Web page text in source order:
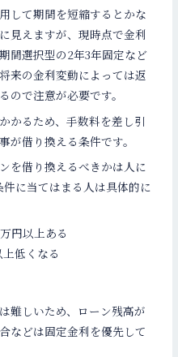
して期間を短縮するとかな
見えますが、現時点で金利
間選択型の2年3年固定など
来の金利変動によっては返
ので注意が必要です。
かるため、手数料を差し引
が借り換える条件です。
を借り換えるべきかは人に
に当てはまる人は具体的に
円以上ある
低くなる
難しいため、ローン残高が
などは固定金利を優先して